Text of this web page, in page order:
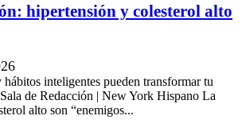
hipertensión y colesterol alto
hábitos inteligentes pueden transformar tu
de Redacción | New York Hispano La
alto son “enemigos...